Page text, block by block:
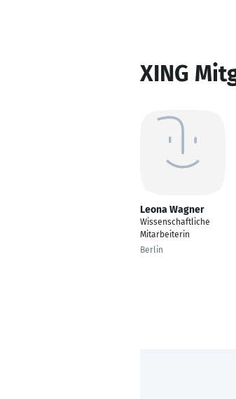
XING
Leona Wagner
Wissenschaftliche
Mitarbeiterin
Berlin